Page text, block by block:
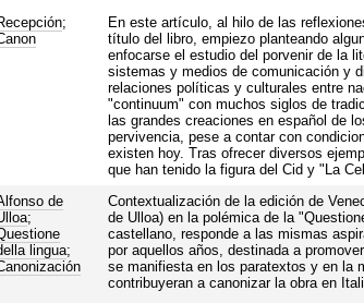
;
En este artículo, al hilo de las
título del libro, empiezo planteando
enfocarse el estudio del porvenir de la
sistemas y medios de comunicación y
relaciones políticas y culturales entre
"continuum" con muchos siglos de
las grandes creaciones en español de
pervivencia, pese a contar con
existen hoy. Tras ofrecer diversos
que han tenido la figura del Cid y "La
de
;
lingua;
Contextualización de la edición de
de Ulloa) en la polémica de la
castellano, responde a las mismas
por aquellos años, destinada a
se manifiesta en los paratextos y en la
contribuyeran a canonizar la obra en